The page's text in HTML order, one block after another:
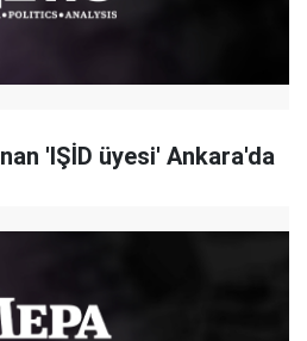
'IŞİD üyesi' Ankara'da